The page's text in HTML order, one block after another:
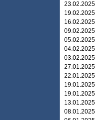
23.02.2025
19.02.2025
16.02.2025
09.02.2025
05.02.2025
04.02.2025
03.02.2025
27.01.2025
22.01.2025
19.01.2025
19.01.2025
13.01.2025
08.01.2025